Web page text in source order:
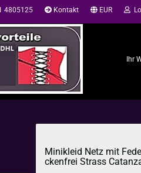
4805125 Kontakt EUR
Ihr
Mi­ni­kleid Netz mit
cken­frei Strass